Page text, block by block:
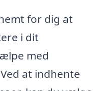
for dig at
i dit
med
at indhente